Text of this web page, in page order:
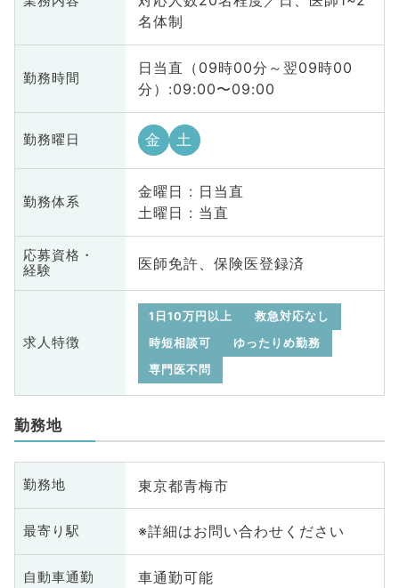
名体制
勤務時間
日当直（09時00分～翌09時00
分）:09:00〜09:00
勤務曜日 金 土
勤務体系
金曜日 : 日当直
土曜日 : 当直
応募資格・
経験
医師免許、保険医登録済
求人特徴
1日10万円以上
救急対応なし
時短相談可
ゆったりめ勤務
専門医不問
勤務地
勤務地 東京都青梅市
最寄り駅 ※詳細はお問い合わせください
自動車通勤 車通勤可能